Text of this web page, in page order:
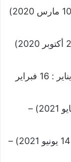
اصابة في الظهر 8 أيام (2 مارس : 10 مارس 2020)
اصابة عضلية 10 أيام (12 أكتوبر : 22 أكتوبر 2020)
اصابة في اوتار الركبة 26 يومًا (21 يناير : 16 فبراير
اصابة عضلية 10 أيام (5 مايو : 15 مايو 2021) –
اصابة في الوجه 16 يومًا (29 مايو : 14 يونيو 2021) –